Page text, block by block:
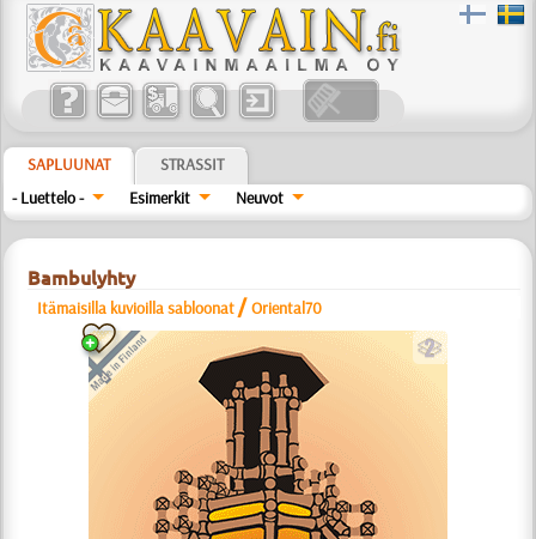
SAPLUUNAT
STRASSIT
- Luettelo -
Esimerkit Neuvot
Bambulyhty
Itämaisilla kuvioilla sabloonat /Oriental70
b